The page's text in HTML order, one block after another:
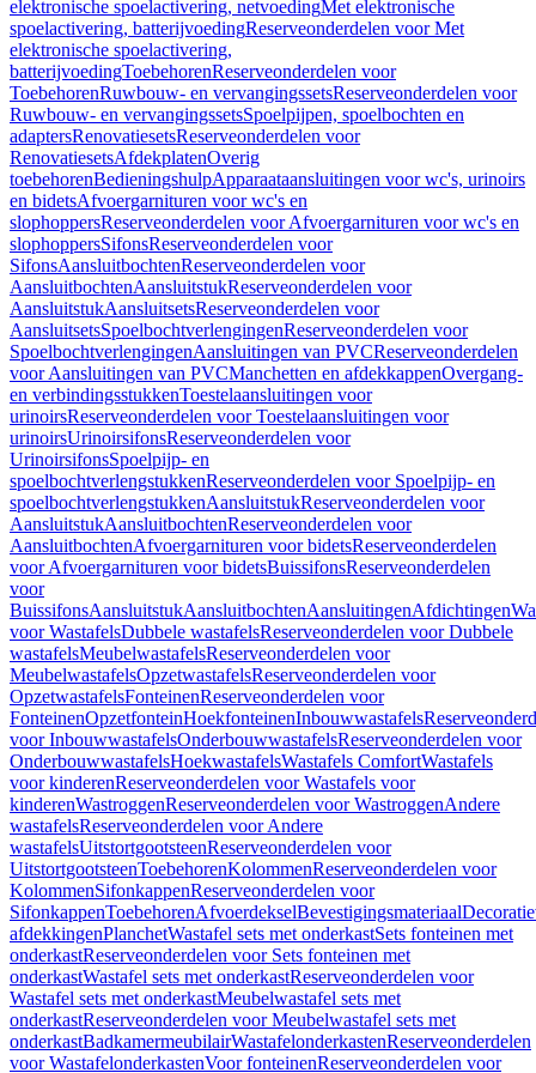
elektronische spoelactivering, netvoedingMet elektronische
spoelactivering, batterijvoedingReserveonderdelen voor Met
elektronische spoelactivering,
batterijvoedingToebehorenReserveonderdelen voor
ToebehorenRuwbouw- en vervangingssetsReserveonderdelen voor
Ruwbouw- en vervangingssetsSpoelpijpen, spoelbochten en
adaptersRenovatiesetsReserveonderdelen voor
RenovatiesetsAfdekplatenOverig
toebehorenBedieningshulpApparaataansluitingen voor wc's, urinoirs
en bidetsAfvoergarnituren voor wc's en
slophoppersReserveonderdelen voor Afvoergarnituren voor wc's en
slophoppersSifonsReserveonderdelen voor
SifonsAansluitbochtenReserveonderdelen voor
AansluitbochtenAansluitstukReserveonderdelen voor
AansluitstukAansluitsetsReserveonderdelen voor
AansluitsetsSpoelbochtverlengingenReserveonderdelen voor
SpoelbochtverlengingenAansluitingen van PVCReserveonderdelen
voor Aansluitingen van PVCManchetten en afdekkappenOvergang-
en verbindingsstukkenToestelaansluitingen voor
urinoirsReserveonderdelen voor Toestelaansluitingen voor
urinoirsUrinoirsifonsReserveonderdelen voor
UrinoirsifonsSpoelpijp- en
spoelbochtverlengstukkenReserveonderdelen voor Spoelpijp- en
spoelbochtverlengstukkenAansluitstukReserveonderdelen voor
AansluitstukAansluitbochtenReserveonderdelen voor
AansluitbochtenAfvoergarnituren voor bidetsReserveonderdelen
voor Afvoergarnituren voor bidetsBuissifonsReserveonderdelen
voor
BuissifonsAansluitstukAansluitbochtenAansluitingenAfdichtingen
voor WastafelsDubbele wastafelsReserveonderdelen voor Dubbele
wastafelsMeubelwastafelsReserveonderdelen voor
MeubelwastafelsOpzetwastafelsReserveonderdelen voor
OpzetwastafelsFonteinenReserveonderdelen voor
FonteinenOpzetfonteinHoekfonteinenInbouwwastafels
voor InbouwwastafelsOnderbouwwastafelsReserveonderdelen voor
OnderbouwwastafelsHoekwastafelsWastafels ComfortWastafels
voor kinderenReserveonderdelen voor Wastafels voor
kinderenWastroggenReserveonderdelen voor WastroggenAndere
wastafelsReserveonderdelen voor Andere
wastafelsUitstortgootsteenReserveonderdelen voor
UitstortgootsteenToebehorenKolommenReserveonderdelen voor
KolommenSifonkappenReserveonderdelen voor
SifonkappenToebehorenAfvoerdekselBevestigingsmateriaal
afdekkingenPlanchetWastafel sets met onderkastSets fonteinen met
onderkastReserveonderdelen voor Sets fonteinen met
onderkastWastafel sets met onderkastReserveonderdelen voor
Wastafel sets met onderkastMeubelwastafel sets met
onderkastReserveonderdelen voor Meubelwastafel sets met
onderkastBadkamermeubilairWastafelonderkastenReserveonderdelen
voor WastafelonderkastenVoor fonteinenReserveonderdelen voor